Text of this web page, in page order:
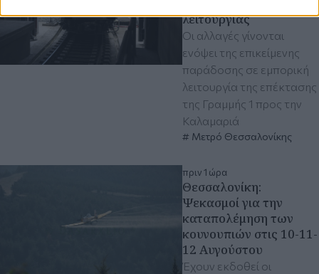
λειτουργίας
Οι αλλαγές γίνονται
ενόψει της επικείμενης
παράδοσης σε εμπορική
λειτουργία της επέκτασης
της Γραμμής 1 προς την
Καλαμαριά
Μετρό Θεσσαλονίκης
πριν 1 ώρα
Θεσσαλονίκη:
Ψεκασμοί για την
καταπολέμηση των
κουνουπιών στις 10-11-
12 Αυγούστου
Έχουν εκδοθεί οι